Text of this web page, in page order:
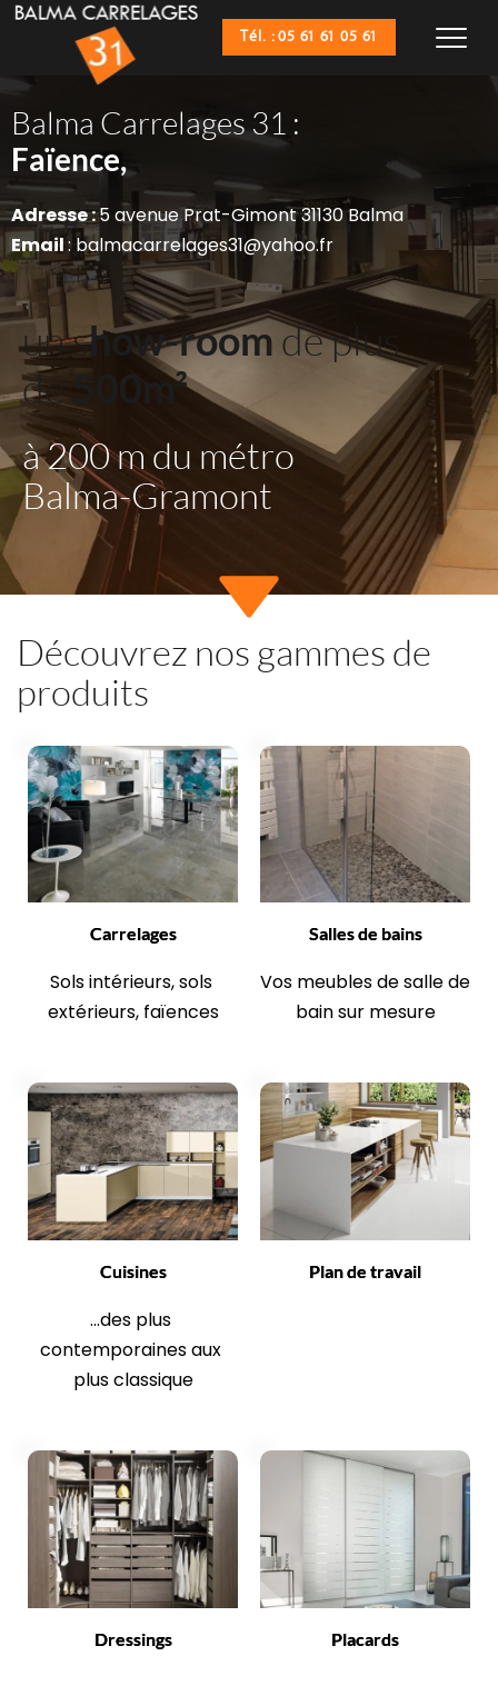
Tél. : 05 61 61 05 61
Balma Carrelages 31 :
Faïence,
Sanitaires,
Adresse : 5 avenue Prat-Gimont 31130 Balma
Email : balmacarrelages31@yahoo.fr
un show-room de plus
de 500m²
à 200 m du métro
Balma-Gramont
Découvrez nos gammes de
produits
Carrelages
Sols intérieurs, sols
extérieurs, faïences
Salles de bains
Vos meubles de salle de
bain sur mesure
Cuisines
...des plus
contemporaines aux
plus classique
Plan de travail
Dressings Placards